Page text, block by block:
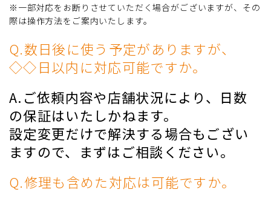
※一部対応をお断りさせていただく場合がございますが、その
際は操作方法をご案内いたします。
Q.数日後に使う予定がありますが、
◇◇日以内に対応可能ですか。
A.ご依頼内容や店舗状況により、日数
の保証はいたしかねます。
設定変更だけで解決する場合もござい
ますので、まずはご相談ください。
Q.修理も含めた対応は可能ですか。